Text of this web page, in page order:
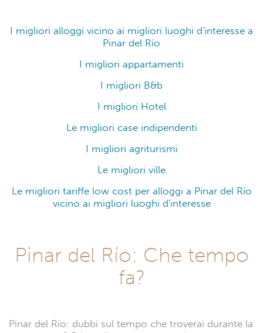
I migliori alloggi vicino ai migliori luoghi d'interesse a
Pinar del Río
I migliori appartamenti
I migliori B&b
I migliori Hotel
Le migliori case indipendenti
I migliori agriturismi
Le migliori ville
Le migliori tariffe low cost per alloggi a Pinar del Río
vicino ai migliori luoghi d'interesse
Pinar del Río: Che tempo
fa?
Pinar del Río: dubbi sul tempo che troverai durante la